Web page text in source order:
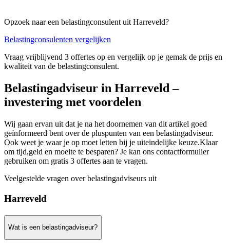
Opzoek naar een belastingconsulent uit Harreveld?
Belastingconsulenten vergelijken
Vraag vrijblijvend 3 offertes op en vergelijk op je gemak de prijs en
kwaliteit van de belastingconsulent.
Belastingadviseur in Harreveld –
investering met voordelen
Wij gaan ervan uit dat je na het doornemen van dit artikel goed
geïnformeerd bent over de pluspunten van een belastingadviseur.
Ook weet je waar je op moet letten bij je uiteindelijke keuze.Klaar
om tijd,geld en moeite te besparen? Je kan ons contactformulier
gebruiken om gratis 3 offertes aan te vragen.
Veelgestelde vragen over belastingadviseurs uit
Harreveld
Wat is een belastingadviseur?